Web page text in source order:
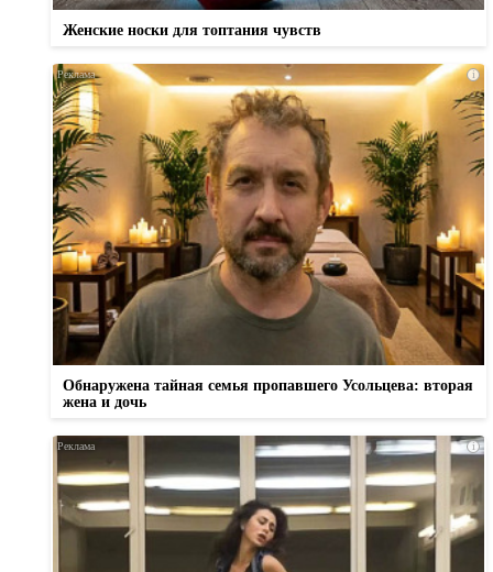
Женские носки для топтания чувств
i
Обнаружена тайная семья пропавшего Усольцева: вторая
жена и дочь
i